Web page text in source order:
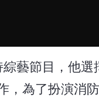
藝節目，他選
，為了扮演消